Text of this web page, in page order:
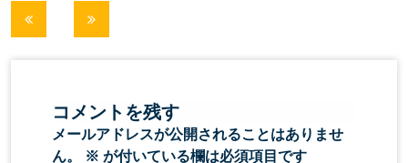
投
コメントを残す
メールアドレスが公開されることはありませ
ん。
※ が付いている欄は必須項目です